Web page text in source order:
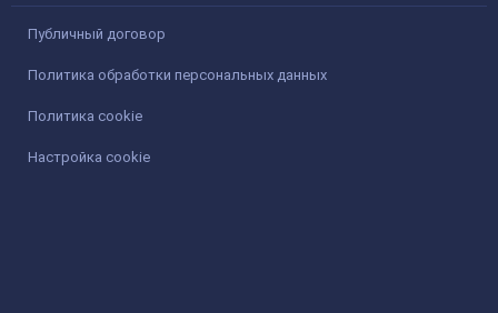
Публичный договор
Политика обработки персональных данных
Политика cookie
Настройка cookie